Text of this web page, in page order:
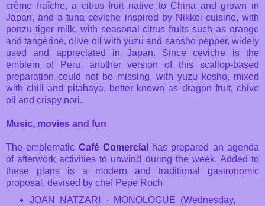
crème fraîche, a citrus fruit native to China and grown in
Japan, and a tuna ceviche inspired by Nikkei cuisine, with
ponzu tiger milk, with seasonal citrus fruits such as orange
and tangerine, olive oil with yuzu and sansho pepper, widely
used and appreciated in Japan. Since ceviche is the
emblem of Peru, another version of this scallop-based
preparation could not be missing, with yuzu kosho, mixed
with chili and pitahaya, better known as dragon fruit, chive
oil and crispy nori.
Music, movies and fun
The emblematic Café Comercial
has prepared an agenda
of afterwork activities to unwind during the week. Added to
these plans is a modern and traditional gastronomic
proposal, devised by chef Pepe Roch.
JOAN NATZARI · MONOLOGUE (Wednesday,